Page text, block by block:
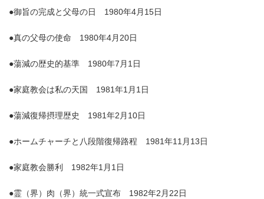
●御旨の完成と父母の日 1980年4月15日
●真の父母の使命 1980年4月20日
●蕩減の歴史的基準 1980年7月1日
●家庭教会は私の天国 1981年1月1日
●蕩減復帰摂理歴史 1981年2月10日
●ホームチャーチと八段階復帰路程 1981年11月13日
●家庭教会勝利 1982年1月1日
●霊（界）肉（界）統一式宣布 1982年2月22日